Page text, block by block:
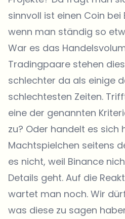
sinnvoll ist einen Coin bei
wenn man ständig so
War es das
Tradingpaare stehen
schlechter da als einige
schlechtesten Zeiten.
eine der genannten
zu? Oder handelt es sich
Machtspielchen seitens
es nicht, weil Binance
Details geht. Auf die
wartet man noch. Wir
was diese zu sagen